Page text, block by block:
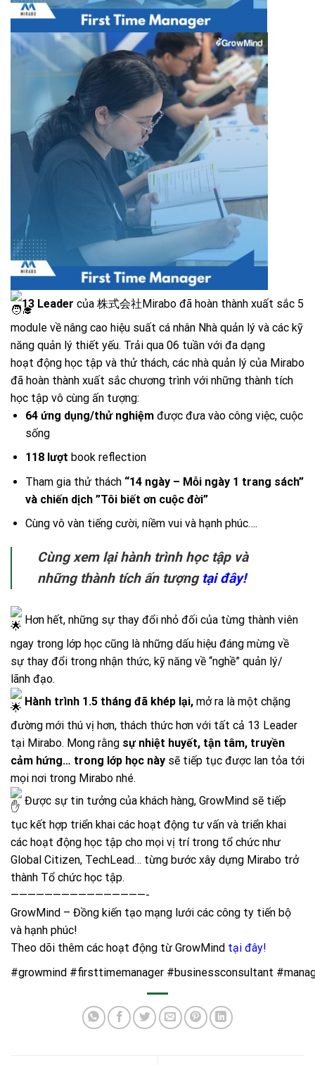
13 Leader của 株式会社Mirabo đã hoàn thành xuất sắc 5
module về nâng cao hiệu suất cá nhân Nhà quản lý và các kỹ
năng quản lý thiết yếu. Trải qua 06 tuần với đa dạng
hoạt động học tập và thử thách, các nhà quản lý của Mirabo
đã hoàn thành xuất sắc chương trình với những thành tích
học tập vô cùng ấn tượng:
64 ứng dụng/thử nghiệmđược đưa vào công việc, cuộc
sống
118 lượt book reflection
Tham gia thử thách “14 ngày – Mỗi ngày 1 trang sách”
và chiến dịch ”Tôi biết ơn cuộc đời”
Cùng vô vàn tiếng cười, niềm vui và hạnh phúc….
Cùng xem lại hành trình học tập và
những thành tích ấn tượng tại đây!
Hơn hết, những sự thay đổi nhỏ đối của từng thành viên
ngay trong lớp học cũng là những dấu hiệu đáng mừng về
sự thay đổi trong nhận thức, kỹ năng về “nghề” quản lý/
lãnh đạo.
Hành trình 1.5 tháng đã khép lại, mở ra là một chặng
đường mới thú vị hơn, thách thức hơn với tất cả 13 Leader
tại Mirabo. Mong rằng sự nhiệt huyết, tận tâm, truyền
cảm hứng… trong lớp học này sẽ tiếp tục được lan tỏa tới
mọi nơi trong Mirabo nhé.
Được sự tin tưởng của khách hàng, GrowMind sẽ tiếp
tục kết hợp triển khai các hoạt động tư vấn và triển khai
các hoạt động học tập cho mọi vị trí trong tổ chức như
Global Citizen, TechLead… từng bước xây dựng Mirabo trở
thành Tổ chức học tập.
————————————————-
GrowMind – Đồng kiến tạo mạng lưới các công ty tiến bộ
và hạnh phúc!
Theo dõi thêm các hoạt động từ GrowMind tại đây!
#growmind #firsttimemanager #businessconsultant